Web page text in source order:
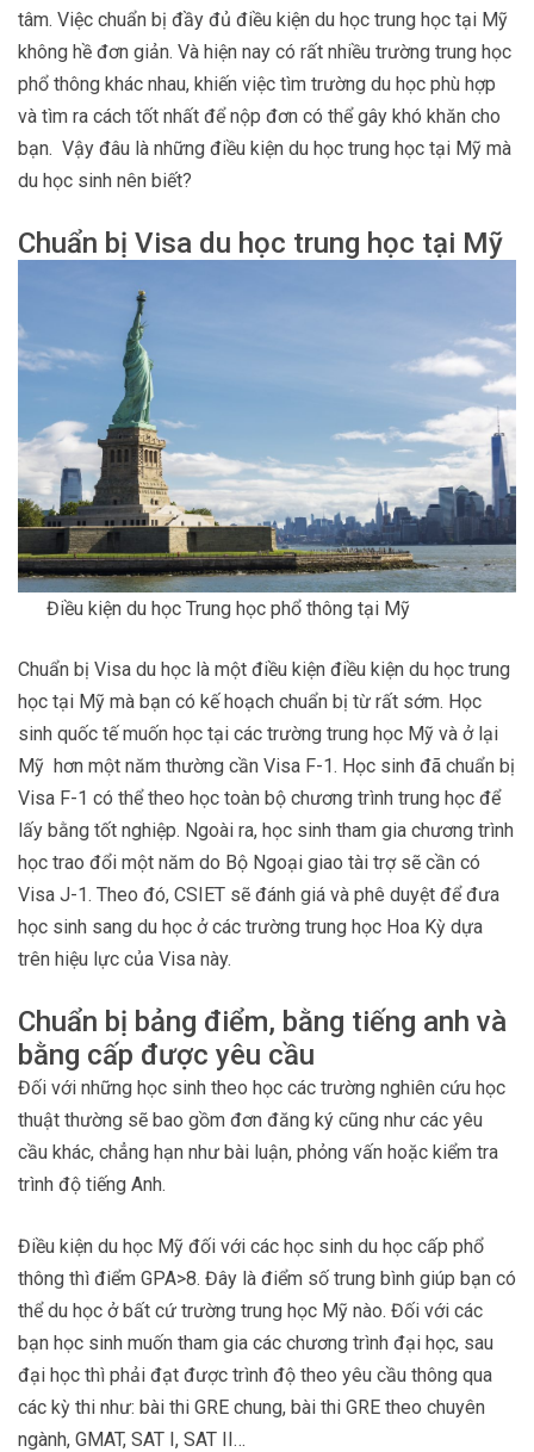
tâm. Việc chuẩn bị đầy đủ điều kiện du học trung học tại Mỹ
không hề đơn giản. Và hiện nay có rất nhiều trường trung học
phổ thông khác nhau, khiến việc tìm trường du học phù hợp
và tìm ra cách tốt nhất để nộp đơn có thể gây khó khăn cho
bạn. Vậy đâu là những điều kiện du học trung học tại Mỹ mà
du học sinh nên biết?
Chuẩn bị Visa du học trung học tại Mỹ
Điều kiện du học Trung học phổ thông tại Mỹ
Chuẩn bị Visa du học là một điều kiện điều kiện du học trung
học tại Mỹ mà bạn có kế hoạch chuẩn bị từ rất sớm. Học
sinh quốc tế muốn học tại các trường trung học Mỹ và ở lại
Mỹ hơn một năm thường cần Visa F-1. Học sinh đã chuẩn bị
Visa F-1 có thể theo học toàn bộ chương trình trung học để
lấy bằng tốt nghiệp. Ngoài ra, học sinh tham gia chương trình
học trao đổi một năm do Bộ Ngoại giao tài trợ sẽ cần có
Visa J-1. Theo đó, CSIET sẽ đánh giá và phê duyệt để đưa
học sinh sang du học ở các trường trung học Hoa Kỳ dựa
trên hiệu lực của Visa này.
Chuẩn bị bảng điểm, bằng tiếng anh và
bằng cấp được yêu cầu
Đối với những học sinh theo học các trường nghiên cứu học
thuật thường sẽ bao gồm đơn đăng ký cũng như các yêu
cầu khác, chẳng hạn như bài luận, phỏng vấn hoặc kiểm tra
trình độ tiếng Anh.
Điều kiện du học Mỹ đối với các học sinh du học cấp phổ
thông thì điểm GPA>8. Đây là điểm số trung bình giúp bạn có
thể du học ở bất cứ trường trung học Mỹ nào. Đối với các
bạn học sinh muốn tham gia các chương trình đại học, sau
đại học thì phải đạt được trình độ theo yêu cầu thông qua
các kỳ thi như: bài thi GRE chung, bài thi GRE theo chuyên
ngành, GMAT, SAT I, SAT II…